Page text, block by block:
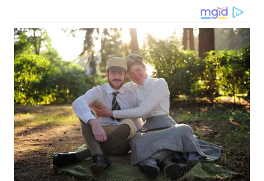
WN
JATENG
WN
NUSANTARA
WN
JOGJA
WN